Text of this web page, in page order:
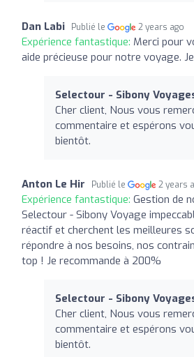
Dan Labi Publié le 2 years ago
Expérience fantastique: Merci pour
aide précieuse pour notre voyage.
Selectour - Sibony
Cher client, Nous vous
commentaire et espérons
bientôt.
Anton Le Hir Publié le 2 years
Expérience fantastique: Gestion de
Selectour - Sibony Voyage
réactif et cherchent les meilleures
répondre à nos besoins, nos
top ! Je recommande à 200%
Selectour - Sibony
Cher client, Nous vous
commentaire et espérons
bientôt.